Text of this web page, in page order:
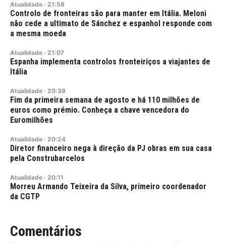
Atualidade · 21:59
Controlo de fronteiras são para manter em Itália. Meloni
não cede a ultimato de Sánchez e espanhol responde com
a mesma moeda
Atualidade · 21:07
Espanha implementa controlos fronteiriços a viajantes de
Itália
Atualidade · 20:39
Fim da primeira semana de agosto e há 110 milhões de
euros como prémio. Conheça a chave vencedora do
Euromilhões
Atualidade · 20:24
Diretor financeiro nega à direção da PJ obras em sua casa
pela Construbarcelos
Atualidade · 20:11
Morreu Armando Teixeira da Silva, primeiro coordenador
da CGTP
Comentários